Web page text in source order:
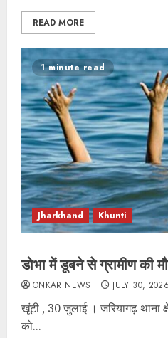
READ MORE
1 minute read
Jharkhand Khunti
डोभा में डूबने से ग्रामीण की
ONKAR NEWS JULY 30, 2026
खूंटी , 30 जुलाई । जरियागढ़ थाना
को...